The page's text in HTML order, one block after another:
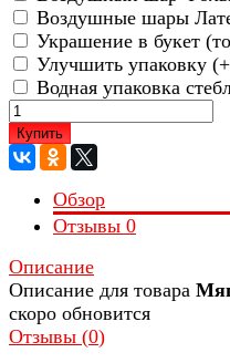
Воздушные шары
Украшение в букет
Улучшить упаковку (+
Водная упаковка
Купить
Обзор
Отзывы 0
Описание
Описание для товара
скоро обновится
Отзывы (0)